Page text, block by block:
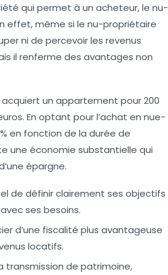
qui permet à un acheteur, le nu-
effet, même si le nu-propriétaire
ni de percevoir les revenus
il renferme des avantages non
acquiert un appartement pour 200
En optant pour l’achat en nue-
en fonction de la durée de
une économie substantielle qui
épargne.
de définir clairement ses objectifs
ses besoins.
d’une fiscalité plus avantageuse
locatifs.
transmission de patrimoine,